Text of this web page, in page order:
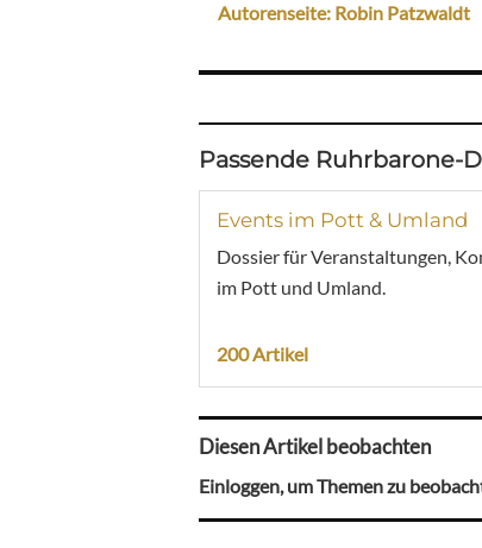
Autorenseite: Robin Patzwaldt
Passende Ruhrbarone-
Events im Pott & Umland
Dossier für Veranstaltungen,
im Pott und Umland.
200 Artikel
Diesen Artikel beobachten
Einloggen, um Themen zu